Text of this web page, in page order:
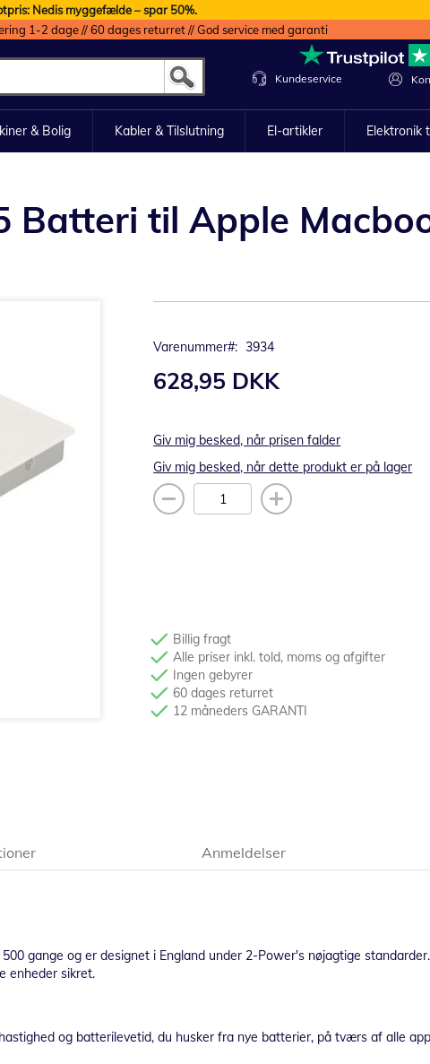
Nedis myggefælde – spar 50%.
1-2 dage // 60 dages returret // God service med garanti
Kundeservice
& Bolig Kabler & Tilslutning El-artikler Elektronik
Batteri til Apple
Varenummer 3934
628,95 DKK
Giv mig besked, når prisen falder
Giv mig besked, når dette produkt er på lager
Billig fragt
Alle priser inkl. told, moms og afgifter
Ingen gebyrer
60 dages returret
12 måneders GARANTI
gange og er designet i England under 2-Power's nøjagtige standarder.
enheder sikret.
og batterilevetid, du husker fra nye batterier, på tværs af alle
Anmeldelser